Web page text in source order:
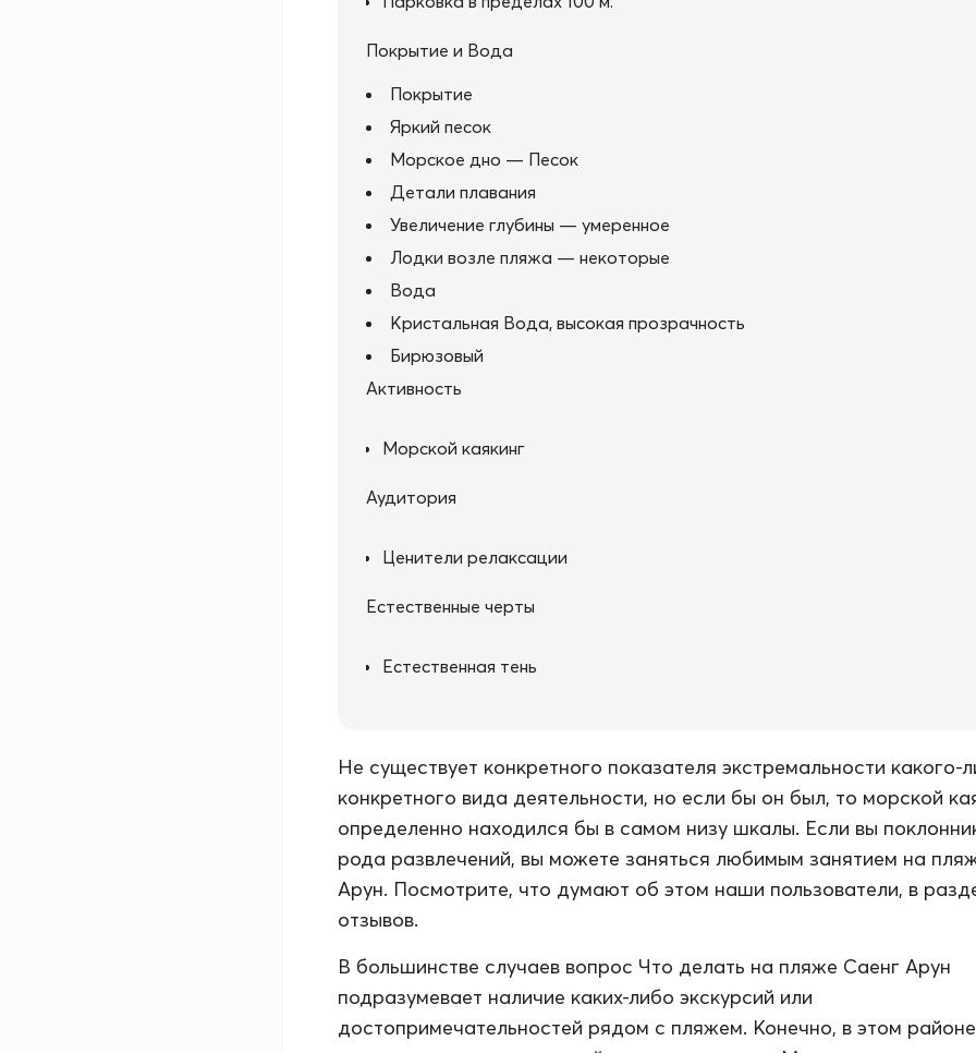
Покрытие и Вода
Покрытие
Яркий песок
Морское дно — Песок
Детали плавания
Увеличение глубины — умеренное
Лодки возле пляжа — некоторые
Вода
Кристальная Вода, высокая прозрачность
Бирюзовый
Активность
Морской каякинг
Аудитория
Ценители релаксации
Естественные черты
Естественная тень
Не существует конкретного показателя экстремальности какого-
конкретного вида деятельности, но если бы он был, то морской
определенно находился бы в самом низу шкалы. Если вы
рода развлечений, вы можете заняться любимым занятием на
Арун. Посмотрите, что думают об этом наши пользователи, в
отзывов.
В большинстве случаев вопрос Что делать на пляже Саенг Арун
подразумевает наличие каких-либо экскурсий или
достопримечательностей рядом с пляжем. Конечно, в этом